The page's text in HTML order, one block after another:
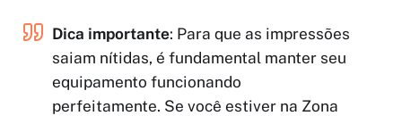
Dica importante: Para que as impressões
saiam nítidas, é fundamental manter seu
equipamento funcionando
perfeitamente. Se você estiver na Zona